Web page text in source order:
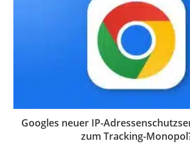
Googles neuer IP-
zum Tracking-